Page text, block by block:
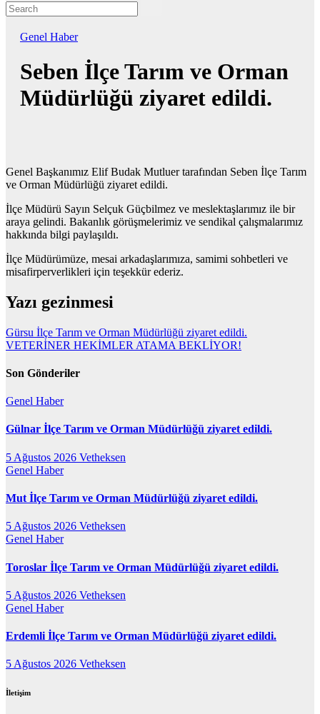
Genel Haber
Seben İlçe Tarım ve Orman
Müdürlüğü ziyaret edildi.
Genel Başkanımız Elif Budak Mutluer tarafından Seben İlçe Tarım
ve Orman Müdürlüğü ziyaret edildi.
İlçe Müdürü Sayın Selçuk Güçbilmez ve meslektaşlarımız ile bir
araya gelindi. Bakanlık görüşmelerimiz ve sendikal çalışmalarımız
hakkında bilgi paylaşıldı.
İlçe Müdürümüze, mesai arkadaşlarımıza, samimi sohbetleri ve
misafirperverlikleri için teşekkür ederiz.
Yazı gezinmesi
Gürsu İlçe Tarım ve Orman Müdürlüğü ziyaret edildi.
VETERİNER HEKİMLER ATAMA BEKLİYOR!
Son Gönderiler
Genel Haber
Gülnar İlçe Tarım ve Orman Müdürlüğü ziyaret edildi.
5 Ağustos 2026 Vetheksen
Genel Haber
Mut İlçe Tarım ve Orman Müdürlüğü ziyaret edildi.
5 Ağustos 2026 Vetheksen
Genel Haber
Toroslar İlçe Tarım ve Orman Müdürlüğü ziyaret edildi.
5 Ağustos 2026 Vetheksen
Genel Haber
Erdemli İlçe Tarım ve Orman Müdürlüğü ziyaret edildi.
5 Ağustos 2026 Vetheksen
İletişim